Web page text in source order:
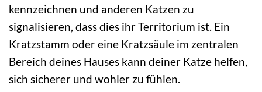
kennzeichnen und anderen Katzen zu
signalisieren, dass dies ihr Territorium ist. Ein
Kratzstamm oder eine Kratzsäule im zentralen
Bereich deines Hauses kann deiner Katze helfen,
sich sicherer und wohler zu fühlen.